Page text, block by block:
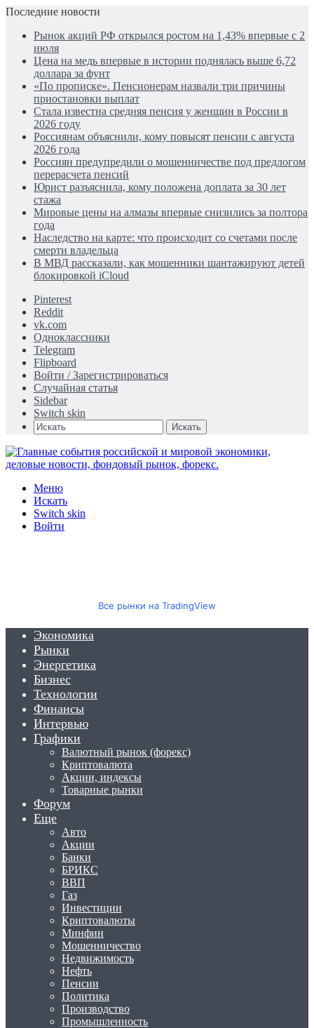
Последние новости
Рынок акций РФ открылся ростом на 1,43% впервые с 2
июля
Цена на медь впервые в истории поднялась выше 6,72
доллара за фунт
«По прописке». Пенсионерам назвали три причины
приостановки выплат
Стала известна средняя пенсия у женщин в России в
2026 году
Россиянам объяснили, кому повысят пенсии с августа
2026 года
Россиян предупредили о мошенничестве под предлогом
перерасчета пенсий
Юрист разъяснила, кому положена доплата за 30 лет
стажа
Мировые цены на алмазы впервые снизились за полтора
года
Наследство на карте: что происходит со счетами после
смерти владельца
В МВД рассказали, как мошенники шантажируют детей
блокировкой iCloud
Pinterest
Reddit
vk.com
Одноклассники
Telegram
Flipboard
Войти / Зарегистрироваться
Случайная статья
Sidebar
Switch skin
Искать
Меню
Искать
Switch skin
Войти
Все рынки на TradingView
Экономика
Рынки
Энергетика
Бизнес
Технологии
Финансы
Интервью
Графики
Валютный рынок (форекс)
Криптовалюта
Акции, индексы
Товарные рынки
Форум
Еще
Авто
Акции
Банки
БРИКС
ВВП
Газ
Инвестиции
Криптовалюты
Минфин
Мошенничество
Недвижимость
Нефть
Пенсии
Политика
Производство
Промышленность